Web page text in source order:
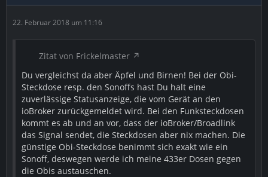
22. Februar 2018 um 11:16
Zitat von Frickelmaster
Du vergleichst da aber Äpfel und Birnen! Bei der Obi-
Steckdose resp. den Sonoffs hast Du halt eine
zuverlässige Statusanzeige, die vom Gerät an den
ioBroker zurückgemeldet wird. Bei den Funksteckdosen
kommt es ab und an vor, dass der ioBroker/Broadlink
das Signal sendet, die Steckdosen aber nix machen. Die
günstige Obi-Steckdose benimmt sich exakt wie ein
Sonoff, deswegen werde ich meine 433er Dosen gegen
die Obis austauschen.